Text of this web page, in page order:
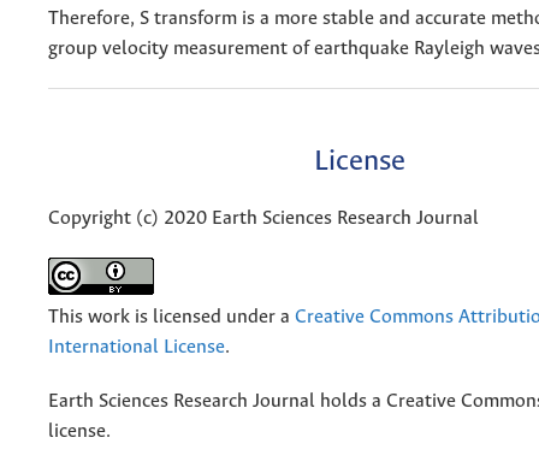
Therefore, S transform is a more stable and accurate
group velocity measurement of earthquake Rayleigh
License
Copyright (c) 2020 Earth Sciences Research Journal
This work is licensed under a Creative Commons
International License.
Earth Sciences Research Journal holds a Creative
license.